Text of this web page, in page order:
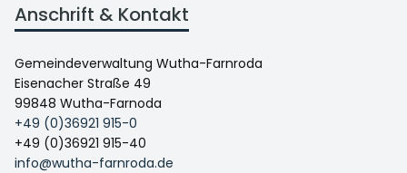
Anschrift & Kontakt
Gemeindeverwaltung Wutha-Farnroda
Eisenacher Straße 49
99848 Wutha-Farnoda
+49 (0)36921 915-0
+49 (0)36921 915-40
info@wutha-farnroda.de